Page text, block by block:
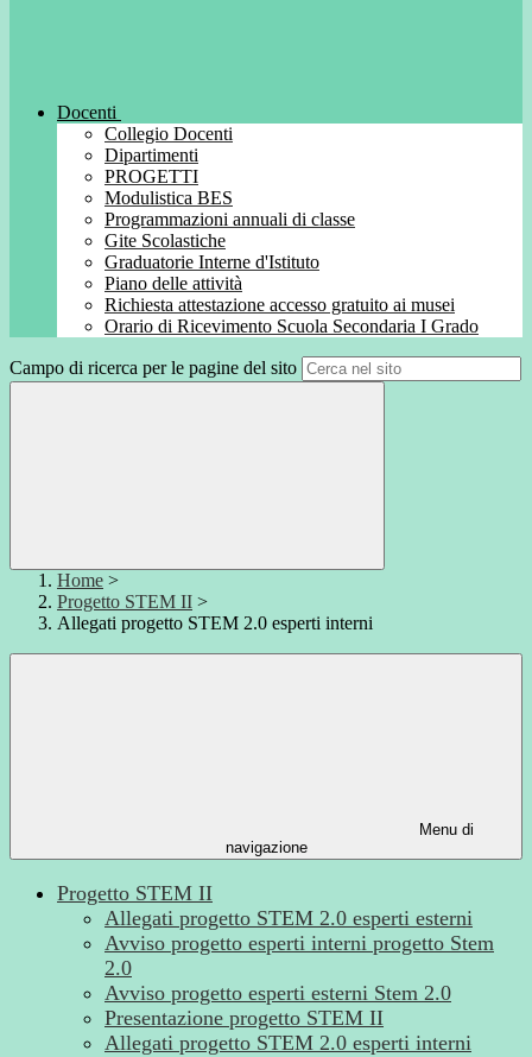
Docenti
Collegio Docenti
Dipartimenti
PROGETTI
Modulistica BES
Programmazioni annuali di classe
Gite Scolastiche
Graduatorie Interne d'Istituto
Piano delle attività
Richiesta attestazione accesso gratuito ai musei
Orario di Ricevimento Scuola Secondaria I Grado
Campo di ricerca per le pagine del sito
Home >
Progetto STEM II >
Allegati progetto STEM 2.0 esperti interni
Menu di
navigazione
Progetto STEM II
Allegati progetto STEM 2.0 esperti esterni
Avviso progetto esperti interni progetto Stem
2.0
Avviso progetto esperti esterni Stem 2.0
Presentazione progetto STEM II
Allegati progetto STEM 2.0 esperti interni